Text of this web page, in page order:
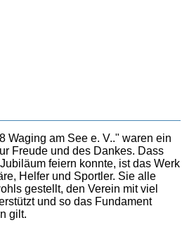
Waging am See e. V.." waren ein
Freude und des Dankes. Dass
feiern konnte, ist das Werk
Helfer und Sportler. Sie alle
gestellt, den Verein mit viel
und so das Fundament
gilt.